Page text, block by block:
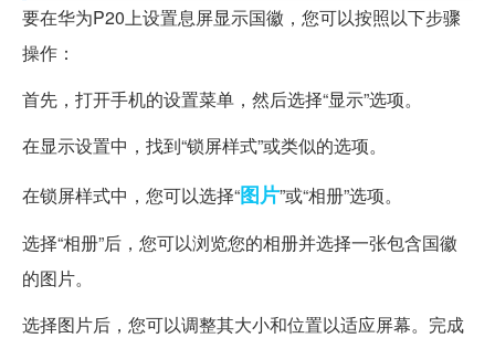
要在华为P20上设置息屏显示国徽，您可以按照以下步骤
操作：
首先，打开手机的设置菜单，然后选择“显示”选项。
在显示设置中，找到“锁屏样式”或类似的选项。
在锁屏样式中，您可以选择“图片”或“相册”选项。
选择“相册”后，您可以浏览您的相册并选择一张包含国徽
的图片。
选择图片后，您可以调整其大小和位置以适应屏幕。完成